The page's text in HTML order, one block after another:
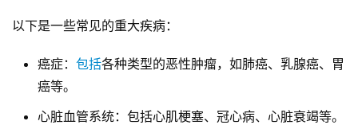
以下是一些常见的重大疾病：
癌症： 包括各种类型的恶性肿瘤，如肺癌、乳腺癌、胃
癌等。
心脏血管系统：包括心肌梗塞、冠心病、心脏衰竭等。